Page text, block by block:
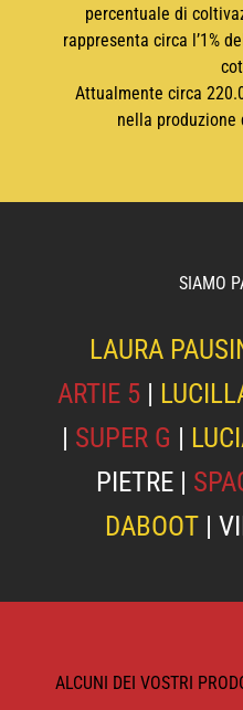
percentuale di
rappresenta circa l’1%
Attualmente circa
nella produzione
SIAMO
LAURA
ARTIE 5|
| SUPER G |
PIETRE|
DABOOT |
ALCUNI DEI VOSTRI